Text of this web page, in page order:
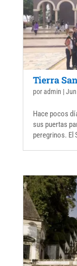
Tierra
poradmin |
Hace pocos
sus puertas
peregrinos. El